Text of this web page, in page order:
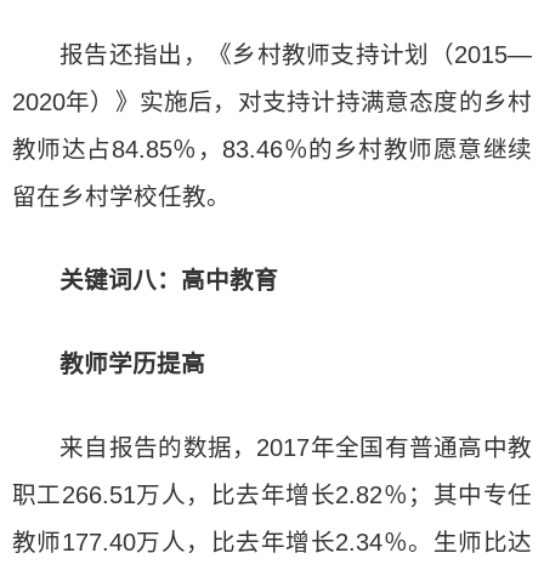
报告还指出，《乡村教师支持计划（2015—
2020年）》实施后，对支持计持满意态度的乡村
教师达占84.85％，83.46％的乡村教师愿意继续
留在乡村学校任教。
关键词八：高中教育
教师学历提高
来自报告的数据，2017年全国有普通高中教
职工266.51万人，比去年增长2.82％；其中专任
教师177.40万人，比去年增长2.34％。生师比达